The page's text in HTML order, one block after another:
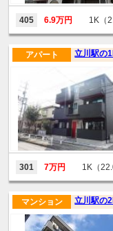
405 6.9万円 1K（
立川駅の
アパート
301 7万円 1K（
立川駅の
マンション